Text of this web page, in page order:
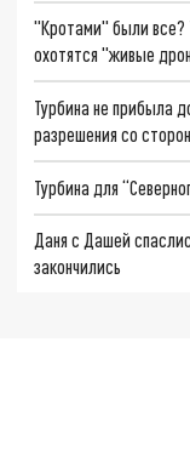
"Кротами" были все?
охотятся "живые
Турбина не прибыла
разрешения со
Турбина для
Даня с Дашей
закончились